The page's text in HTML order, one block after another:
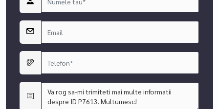
concluzie, acest apartament reprezintă o oportunitate
excelentă pentru cei care caută confort, modernitate și
accesibilitate într-o zonă bine cotată din București. Vă
beneficiile acestui spațiu, ne puteti contacta telefonic,
specificand codul de identificare : P7613